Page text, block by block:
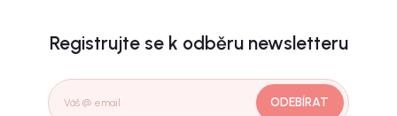
Registrujte se k odběru newsletteru
ODEBÍRAT